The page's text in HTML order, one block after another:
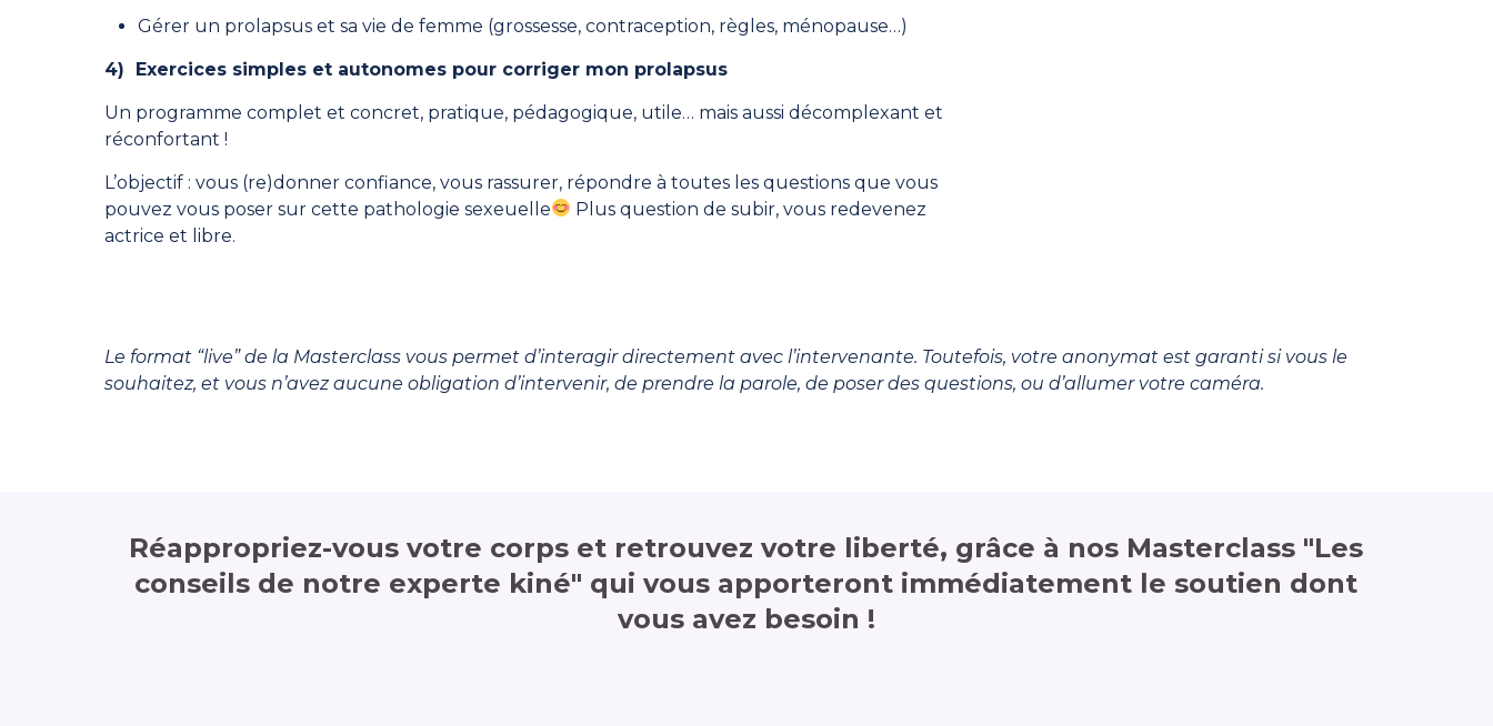
Gérer un prolapsus et sa vie de femme (grossesse, contraception, règles, ménopause…)
4) Exercices simples et autonomes pour corriger mon prolapsus
Un programme complet et concret, pratique, pédagogique, utile… mais aussi décomplexant et
réconfortant !
L’objectif : vous (re)donner confiance, vous rassurer, répondre à toutes les questions que vous
pouvez vous poser sur cette pathologie sexeuelle
Plus question de subir, vous redevenez
actrice et libre.
Le format “live” de la Masterclass vous permet d’interagir directement avec l’intervenante. Toutefois, votre anonymat est garanti si vous le
souhaitez, et vous n’avez aucune obligation d’intervenir, de prendre la parole, de poser des questions, ou d’allumer votre caméra.
Réappropriez-vous votre corps et retrouvez votre liberté, grâce à nos Masterclass "Les
conseils de notre experte kiné" qui vous apporteront immédiatement le soutien dont
vous avez besoin !